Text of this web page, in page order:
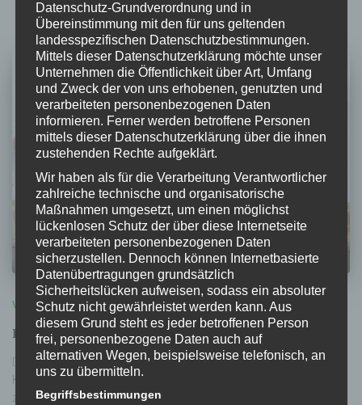
VERANSTALTUNG
monstramus – wir zeigen
Die Ausstellung in der Burgkapelle im Museum Moderner Kunst
Kärnten mit der multimediale Textilinstallation „monstramus – wir
zeigen“ wird feierlich und ganz besonders* eröffnet. Ich, und wir
Datenschutz-Grundverordnung und in
Übereinstimmung mit den für uns geltenden
landesspezifischen Datenschutzbestimmungen.
Mittels dieser Datenschutzerklärung möchte unser
Unternehmen die Öffentlichkeit über Art, Umfang
und Zweck der von uns erhobenen, genutzten und
verarbeiteten personenbezogenen Daten
informieren. Ferner werden betroffene Personen
mittels dieser Datenschutzerklärung über die ihnen
zustehenden Rechte aufgeklärt.
Wir haben als für die Verarbeitung Verantwortlicher
zahlreiche technische und organisatorische
Maßnahmen umgesetzt, um einen möglichst
lückenlosen Schutz der über diese Internetseite
verarbeiteten personenbezogenen Daten
sicherzustellen. Dennoch können Internetbasierte
Datenübertragungen grundsätzlich
Sicherheitslücken aufweisen, sodass ein absoluter
Schutz nicht gewährleistet werden kann. Aus
diesem Grund steht es jeder betroffenen Person
frei, personenbezogene Daten auch auf
alternativen Wegen, beispielsweise telefonisch, an
uns zu übermitteln.
Begriffsbestimmungen